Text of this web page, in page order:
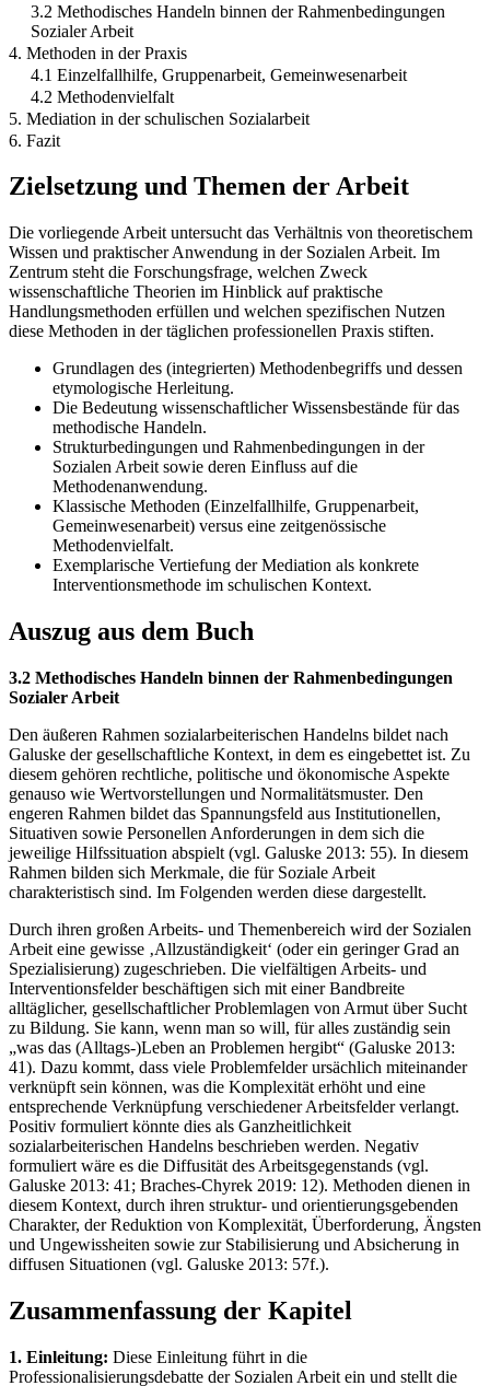
3.2 Methodisches Handeln binnen der Rahmenbedingungen
Sozialer Arbeit
4. Methoden in der Praxis
4.1 Einzelfallhilfe, Gruppenarbeit, Gemeinwesenarbeit
4.2 Methodenvielfalt
5. Mediation in der schulischen Sozialarbeit
6. Fazit
Zielsetzung und Themen der Arbeit
Die vorliegende Arbeit untersucht das Verhältnis von theoretischem
Wissen und praktischer Anwendung in der Sozialen Arbeit. Im
Zentrum steht die Forschungsfrage, welchen Zweck
wissenschaftliche Theorien im Hinblick auf praktische
Handlungsmethoden erfüllen und welchen spezifischen Nutzen
diese Methoden in der täglichen professionellen Praxis stiften.
Grundlagen des (integrierten) Methodenbegriffs und dessen
etymologische Herleitung.
Die Bedeutung wissenschaftlicher Wissensbestände für das
methodische Handeln.
Strukturbedingungen und Rahmenbedingungen in der
Sozialen Arbeit sowie deren Einfluss auf die
Methodenanwendung.
Klassische Methoden (Einzelfallhilfe, Gruppenarbeit,
Gemeinwesenarbeit) versus eine zeitgenössische
Methodenvielfalt.
Exemplarische Vertiefung der Mediation als konkrete
Interventionsmethode im schulischen Kontext.
Auszug aus dem Buch
3.2 Methodisches Handeln binnen der Rahmenbedingungen
Sozialer Arbeit
Den äußeren Rahmen sozialarbeiterischen Handelns bildet nach
Galuske der gesellschaftliche Kontext, in dem es eingebettet ist. Zu
diesem gehören rechtliche, politische und ökonomische Aspekte
genauso wie Wertvorstellungen und Normalitätsmuster. Den
engeren Rahmen bildet das Spannungsfeld aus Institutionellen,
Situativen sowie Personellen Anforderungen in dem sich die
jeweilige Hilfssituation abspielt (vgl. Galuske 2013: 55). In diesem
Rahmen bilden sich Merkmale, die für Soziale Arbeit
charakteristisch sind. Im Folgenden werden diese dargestellt.
Durch ihren großen Arbeits- und Themenbereich wird der Sozialen
Arbeit eine gewisse ‚Allzuständigkeit‘ (oder ein geringer Grad an
Spezialisierung) zugeschrieben. Die vielfältigen Arbeits- und
Interventionsfelder beschäftigen sich mit einer Bandbreite
alltäglicher, gesellschaftlicher Problemlagen von Armut über Sucht
zu Bildung. Sie kann, wenn man so will, für alles zuständig sein
„was das (Alltags-)Leben an Problemen hergibt“ (Galuske 2013:
41). Dazu kommt, dass viele Problemfelder ursächlich miteinander
verknüpft sein können, was die Komplexität erhöht und eine
entsprechende Verknüpfung verschiedener Arbeitsfelder verlangt.
Positiv formuliert könnte dies als Ganzheitlichkeit
sozialarbeiterischen Handelns beschrieben werden. Negativ
formuliert wäre es die Diffusität des Arbeitsgegenstands (vgl.
Galuske 2013: 41; Braches-Chyrek 2019: 12). Methoden dienen in
diesem Kontext, durch ihren struktur- und orientierungsgebenden
Charakter, der Reduktion von Komplexität, Überforderung, Ängsten
und Ungewissheiten sowie zur Stabilisierung und Absicherung in
diffusen Situationen (vgl. Galuske 2013: 57f.).
Zusammenfassung der Kapitel
1. Einleitung: Diese Einleitung führt in die
Professionalisierungsdebatte der Sozialen Arbeit ein und stellt die